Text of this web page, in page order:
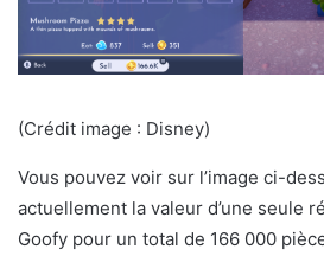
(Crédit image : Disney)
Vous pouvez voir sur l’image ci-
actuellement la valeur d’une seule
Goofy pour un total de 166 000